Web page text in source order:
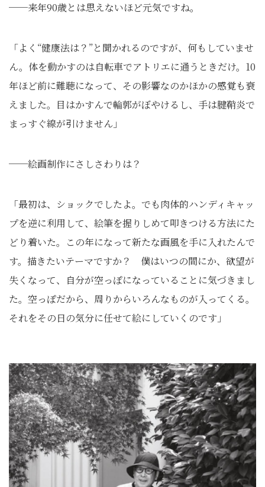
──来年90歳とは思えないほど元気ですね。
「よく“健康法は？”と聞かれるのですが、何もしていませ
ん。体を動かすのは自転車でアトリエに通うときだけ。10
年ほど前に難聴になって、その影響なのかほかの感覚も衰
えました。目はかすんで輪郭がぼやけるし、手は腱鞘炎で
まっすぐ線が引けません」
──絵画制作にさしさわりは？
「最初は、ショックでしたよ。でも肉体的ハンディキャッ
プを逆に利用して、絵筆を握りしめて叩きつける方法にた
どり着いた。この年になって新たな画風を手に入れたんで
す。描きたいテーマですか？ 僕はいつの間にか、欲望が
失くなって、自分が空っぽになっていることに気づきまし
た。空っぽだから、周りからいろんなものが入ってくる。
それをその日の気分に任せて絵にしていくのです」